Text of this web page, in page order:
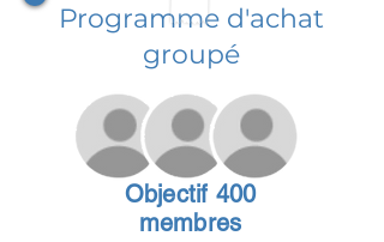
Programme d'achat
groupé
Objectif 400
membres